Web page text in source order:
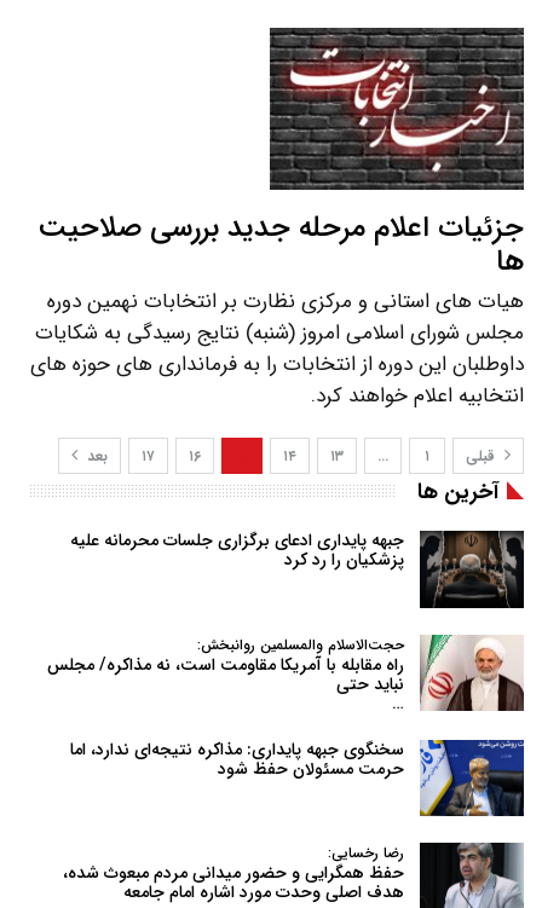
جزئیات اعلام مرحله جدید بررسی صلاحیت
ها
هیات های استانی و مرکزی نظارت بر انتخابات نهمین دوره
مجلس شورای اسلامی امروز (شنبه) نتایج رسیدگی به شکایات
داوطلبان این دوره از انتخابات را به فرمانداری های حوزه های
انتخابیه اعلام خواهند کرد.
قبلی ۱ … ۱۳ ۱۴ ۱۶ ۱۷ بعد
آخرین ها
جبهه پایداری ادعای برگزاری جلسات محرمانه علیه
پزشکیان را رد کرد
حجت‌الاسلام والمسلمین روانبخش:
راه مقابله با آمریکا مقاومت است، نه مذاکره/ مجلس
نباید حتی
…
سخنگوی جبهه پایداری: مذاکره نتیجه‌ای ندارد، اما
حرمت مسئولان حفظ شود
رضا رخسایی:
حفظ همگرایی و حضور میدانی مردم مبعوث شده،
هدف اصلی وحدت مورد اشاره امام جامعه